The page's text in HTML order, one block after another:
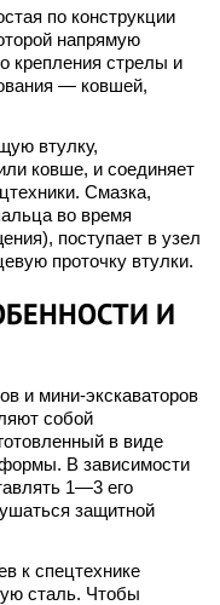
по конструкции
напрямую
крепления стрелы и
— ковшей,
втулку,
ковше, и соединяет
Смазка,
во время
поступает в узел
проточку втулки.
И
и мини-экскаваторов
собой
в виде
формы. В зависимости
1—3 его
защитной
к спецтехнике
сталь. Чтобы